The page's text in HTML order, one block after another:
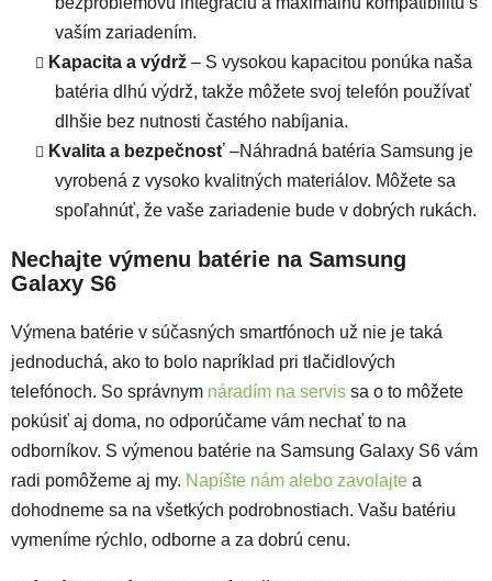
vaším zariadením.
Kapacita a výdrž – S vysokou kapacitou ponúka naša
batéria dlhú výdrž, takže môžete svoj telefón používať
dlhšie bez nutnosti častého nabíjania.
Kvalita a bezpečnosť –Náhradná batéria Samsung je
vyrobená z vysoko kvalitných materiálov. Môžete sa
spoľahnúť, že vaše zariadenie bude v dobrých rukách.
Nechajte výmenu batérie na Samsung
Galaxy S6
Výmena batérie v súčasných smartfónoch už nie je taká
jednoduchá, ako to bolo napríklad pri tlačidlových
telefónoch. So správnym náradím na servis sa o to môžete
pokúsiť aj doma, no odporúčame vám nechať to na
odborníkov. S výmenou batérie na Samsung Galaxy S6 vám
radi pomôžeme aj my. Napíšte nám alebo zavolajte a
dohodneme sa na všetkých podrobnostiach. Vašu batériu
vymeníme rýchlo, odborne a za dobrú cenu.